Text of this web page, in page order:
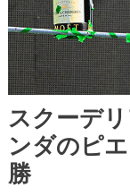
スクーデ
ンダのピ
勝